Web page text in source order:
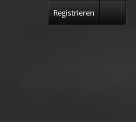
Registrieren